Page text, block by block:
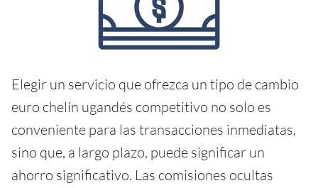
Elegir un servicio que ofrezca un tipo de cambio
euro chelín ugandés competitivo no solo es
conveniente para las transacciones inmediatas,
sino que, a largo plazo, puede significar un
ahorro significativo. Las comisiones ocultas